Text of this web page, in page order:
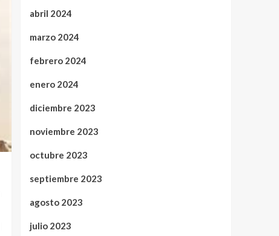
abril 2024
marzo 2024
febrero 2024
enero 2024
diciembre 2023
noviembre 2023
octubre 2023
septiembre 2023
agosto 2023
julio 2023